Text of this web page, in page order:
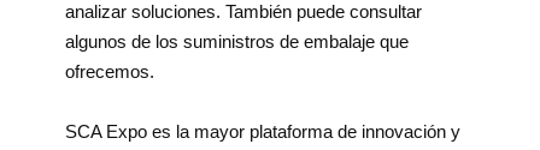
analizar soluciones. También puede consultar
algunos de los suministros de embalaje que
ofrecemos.
SCA Expo es la mayor plataforma de innovación y